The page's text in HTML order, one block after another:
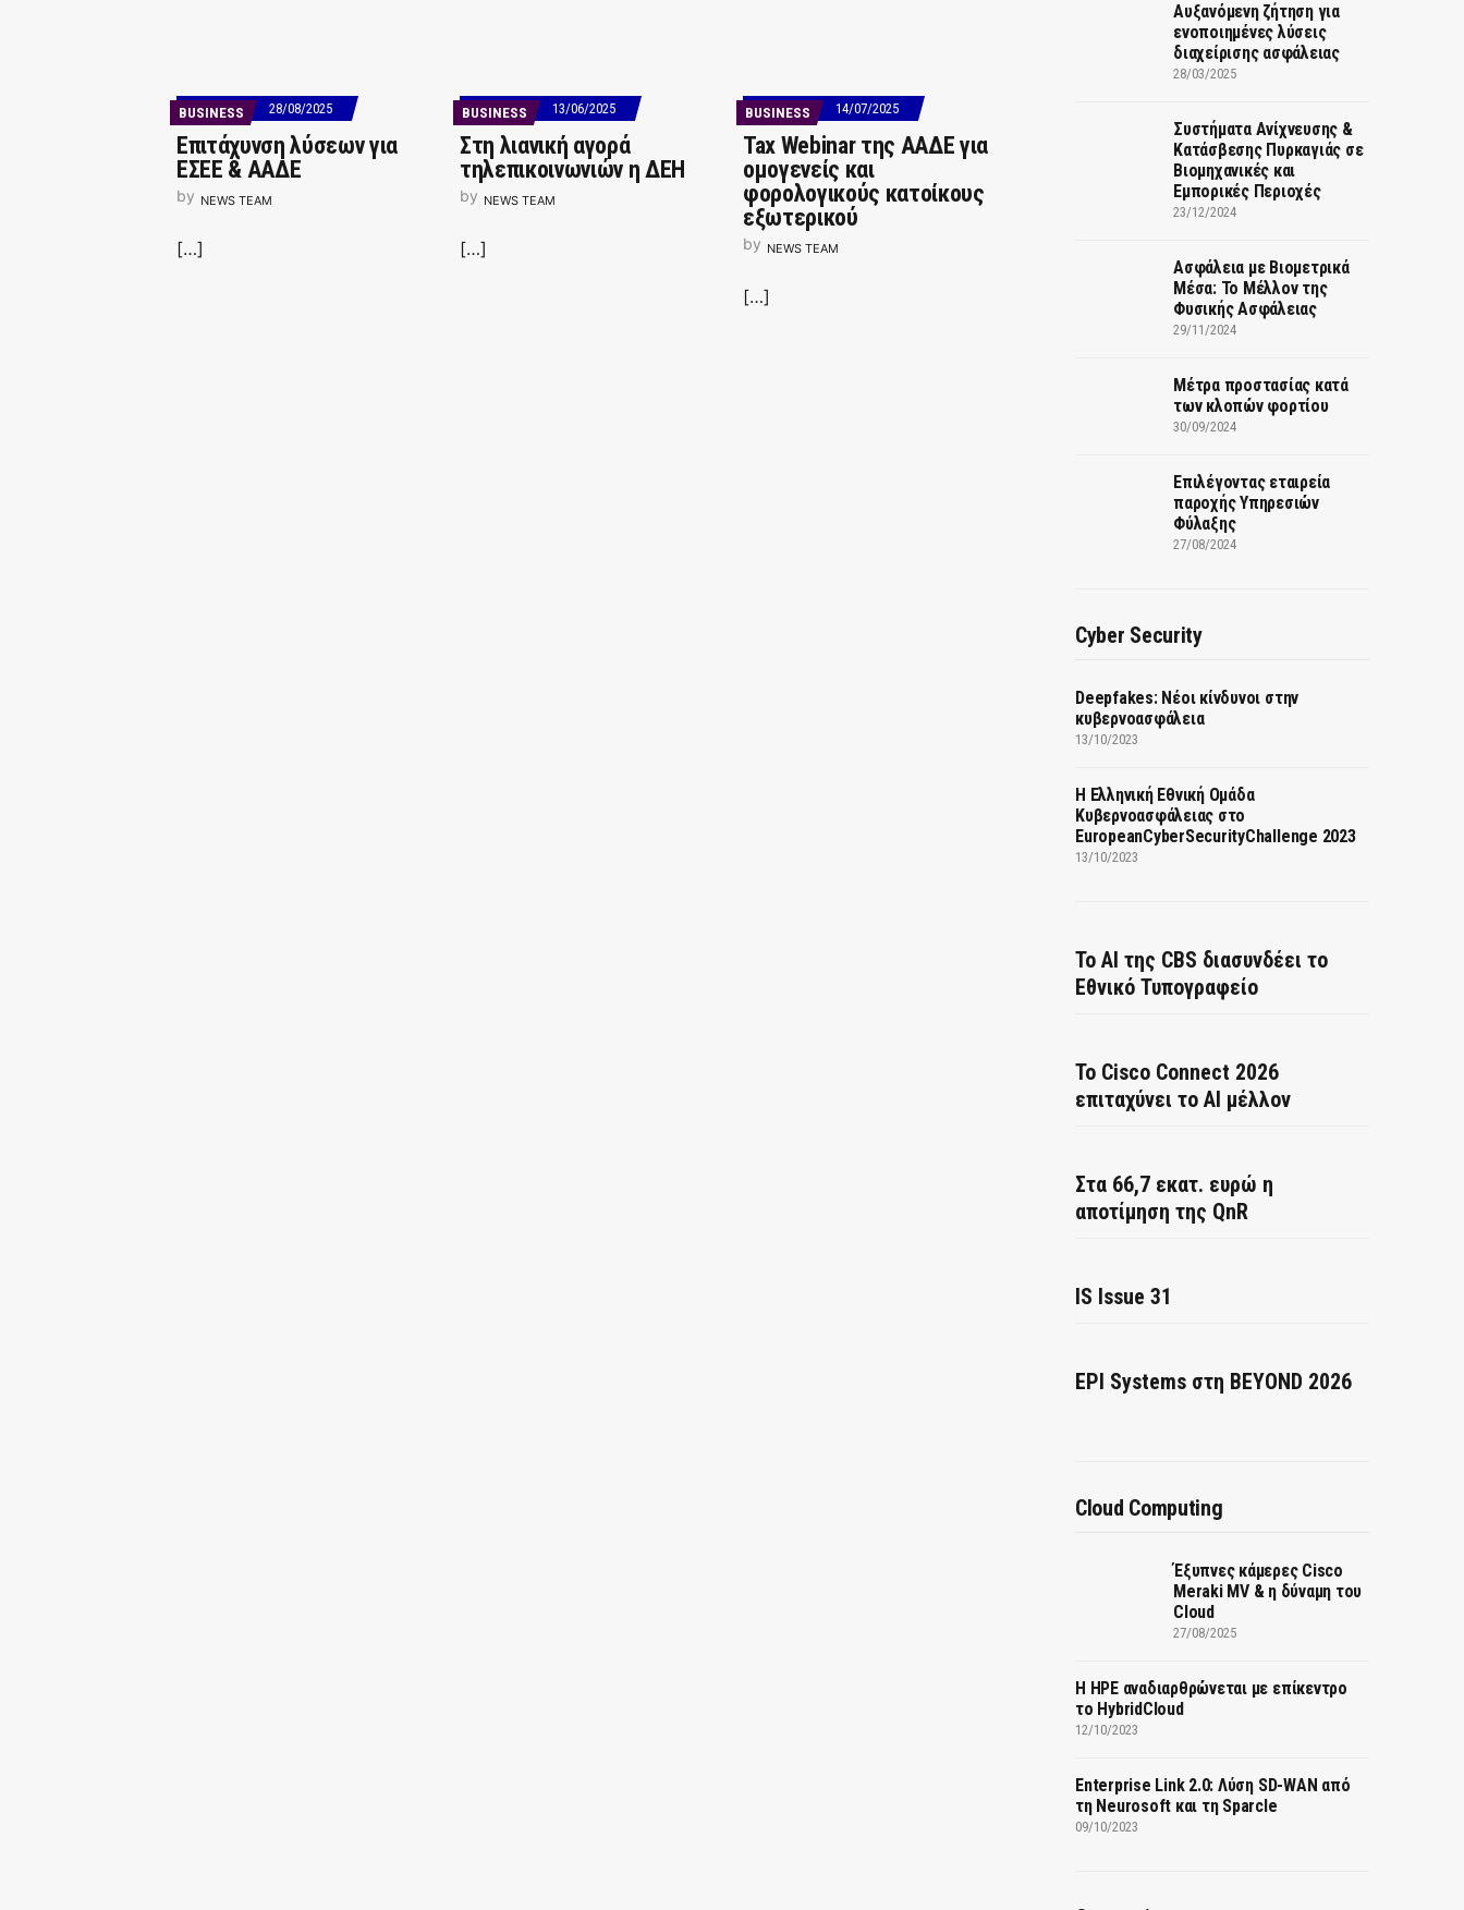
BUSINESS 28/08/2025
Επιτάχυνση λύσεων για
ΕΣΕΕ & ΑΑΔΕ
by NEWS TEAM
[…]
BUSINESS 13/06/2025
Στη λιανική αγορά
τηλεπικοινωνιών η ΔΕΗ
by NEWS TEAM
[…]
BUSINESS 14/07/2025
Tax Webinar της ΑΑΔΕ για
ομογενείς και
φορολογικούς κατοίκους
εξωτερικού
by NEWS TEAM
[…]
Αυξανόμενη ζήτηση για
ενοποιημένες λύσεις
διαχείρισης ασφάλειας
28/03/2025
Συστήματα Ανίχνευσης &
Κατάσβεσης Πυρκαγιάς σε
Βιομηχανικές και
Εμπορικές Περιοχές
23/12/2024
Ασφάλεια με Βιομετρικά
Μέσα: Το Μέλλον της
Φυσικής Ασφάλειας
29/11/2024
Μέτρα προστασίας κατά
των κλοπών φορτίου
30/09/2024
Επιλέγοντας εταιρεία
παροχής Υπηρεσιών
Φύλαξης
27/08/2024
Cyber Security
Deepfakes: Νέοι κίνδυνοι στην
κυβερνοασφάλεια
13/10/2023
Η Ελληνική Εθνική Ομάδα
Κυβερνοασφάλειας στο
EuropeanCyberSecurityChallenge 2023
13/10/2023
Το AI της CBS διασυνδέει το
Εθνικό Τυπογραφείο
Το Cisco Connect 2026
επιταχύνει το AI μέλλον
Στα 66,7 εκατ. ευρώ η
αποτίμηση της QnR
IS Issue 31
EPI Systems στη BEYOND 2026
Cloud Computing
Έξυπνες κάμερες Cisco
Meraki MV & η δύναμη του
Cloud
27/08/2025
H HPE αναδιαρθρώνεται με επίκεντρο
το HybridCloud
12/10/2023
Enterprise Link 2.0: Λύση SD-WAN από
τη Neurosoft και τη Sparcle
09/10/2023